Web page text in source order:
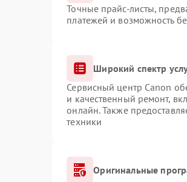
Точные прайс-листы,
платежей и возможность
Широкий спектр
Сервисный центр Canon
и качественный ремонт,
онлайн. Также
техники
Оригинальные